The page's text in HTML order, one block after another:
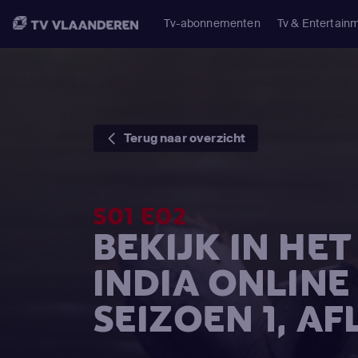
Tv-abonnementen Tv &
Terug naar overzicht
S01 E02
BEKIJK IN
INDIA ONLINE
SEIZOEN 1,